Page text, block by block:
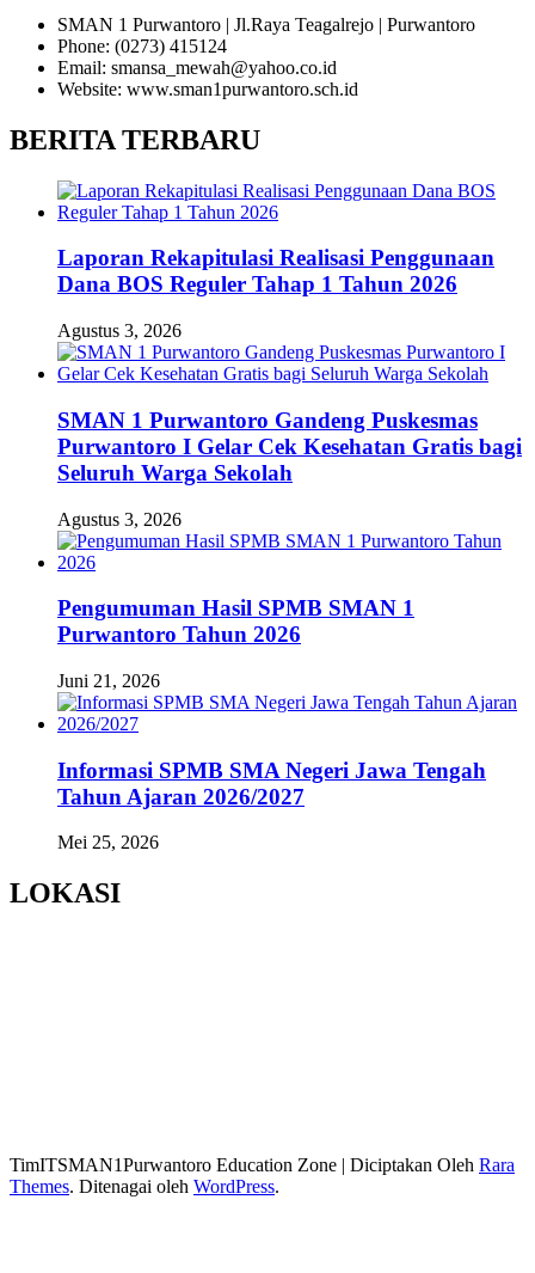
SMAN 1 Purwantoro | Jl.Raya Teagalrejo | Purwantoro
Phone: (0273) 415124
Email: smansa_mewah@yahoo.co.id
Website: www.sman1purwantoro.sch.id
BERITA TERBARU
Laporan Rekapitulasi Realisasi Penggunaan
Dana BOS Reguler Tahap 1 Tahun 2026
Agustus 3, 2026
SMAN 1 Purwantoro Gandeng Puskesmas
Purwantoro I Gelar Cek Kesehatan Gratis bagi
Seluruh Warga Sekolah
Agustus 3, 2026
Pengumuman Hasil SPMB SMAN 1
Purwantoro Tahun 2026
Juni 21, 2026
Informasi SPMB SMA Negeri Jawa Tengah
Tahun Ajaran 2026/2027
Mei 25, 2026
LOKASI
TimITSMAN1Purwantoro Education Zone | Diciptakan Oleh Rara
Themes. Ditenagai oleh WordPress.